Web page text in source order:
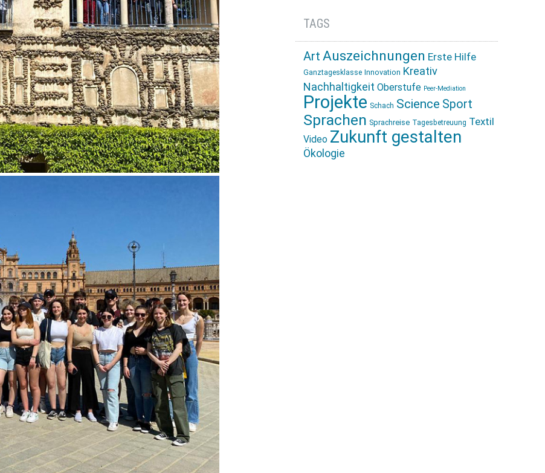
TAGS
Art Auszeichnungen Erste Hilfe
Ganztagesklasse Innovation Kreativ
Nachhaltigkeit Oberstufe Peer-Mediation
Projekte Schach Science Sport
Sprachen Sprachreise Tagesbetreuung Textil
Video Zukunft gestalten
Ökologie